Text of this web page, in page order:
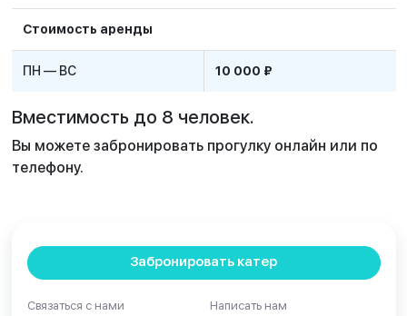
Стоимость аренды
ПН — ВС 10 000 ₽
Вместимость до 8 человек.
Вы можете забронировать прогулку онлайн или по
телефону.
Забронировать катер
Связаться с нами Написать нам